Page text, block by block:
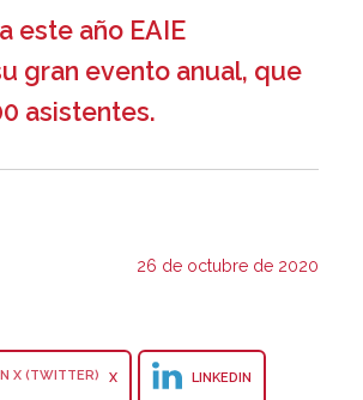
este año EAIE
gran evento anual, que
asistentes.
26 de octubre de 2020
X LINKEDIN